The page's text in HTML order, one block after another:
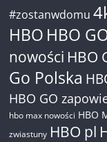
#zostanwdomu
HBO HBO
nowości HBO
Go Polska
HBO GO
hbo max nowości HBO
zwiastuny HBO pl